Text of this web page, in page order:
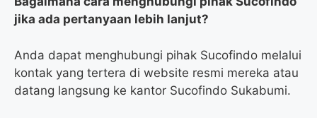
jika ada pertanyaan lebih lanjut?
Anda dapat menghubungi pihak Sucofindo melalui
kontak yang tertera di website resmi mereka atau
datang langsung ke kantor Sucofindo Sukabumi.